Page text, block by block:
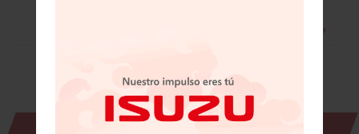
Leer más »